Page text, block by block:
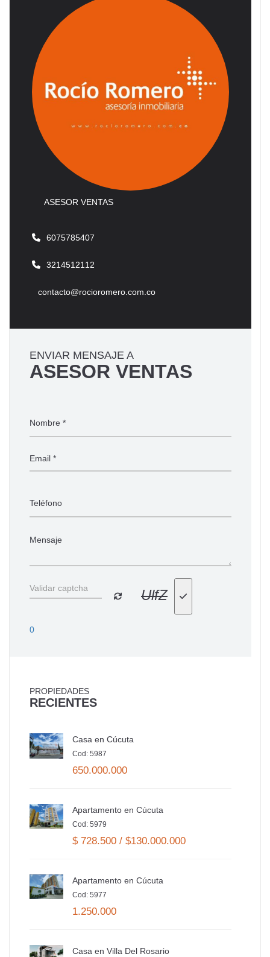
ASESOR VENTAS
6075785407
3214512112
contacto@rocioromero.com.co
ENVIAR MENSAJE A
ASESOR VENTAS
UlfZ
0
PROPIEDADES
RECIENTES
Casa en Cúcuta
Cod: 5987
650.000.000
Apartamento en Cúcuta
Cod: 5979
$ 728.500 / $130.000.000
Apartamento en Cúcuta
Cod: 5977
1.250.000
Casa en Villa Del Rosario